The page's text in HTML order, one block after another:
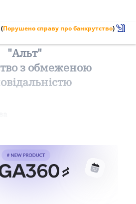
(Порушено справу про банкрутство)
"Альт"
з обмеженою